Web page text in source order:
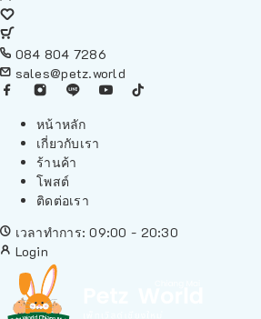
084 804 7286
sales@petz.world
หน้าหลัก
เกี่ยวกับเรา
ร้านค้า
โพสต์
ติดต่อเรา
เวลาทำการ: 09:00 - 20:30
Login